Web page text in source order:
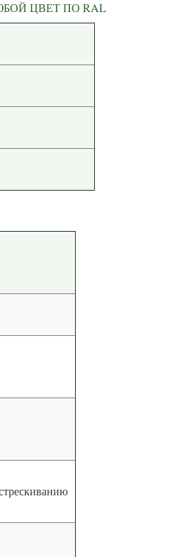
ЦВЕТ ПО RAL